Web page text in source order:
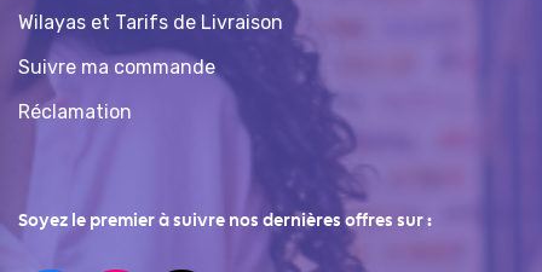
Wilayas et Tarifs de Livraison
Suivre ma commande
Réclamation
Soyez le premier à suivre nos dernières offres sur :